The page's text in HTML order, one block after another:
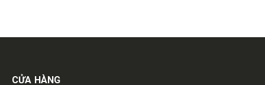
Get in touch
CỬA HÀNG